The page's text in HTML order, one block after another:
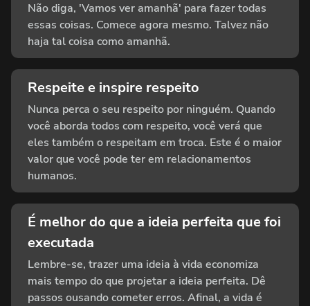
Não diga, 'Vamos ver amanhã' para fazer todas
essas coisas. Comece agora mesmo. Talvez não
haja tal coisa como amanhã.
Respeite e inspire respeito
Nunca perca o seu respeito por ninguém. Quando
você aborda todos com respeito, você verá que
eles também o respeitam em troca. Este é o maior
valor que você pode ter em relacionamentos
humanos.
É melhor do que a ideia perfeita que foi
executada
Lembre-se, trazer uma ideia à vida economiza
mais tempo do que projetar a ideia perfeita. Dê
passos ousando cometer erros. Afinal, a vida é